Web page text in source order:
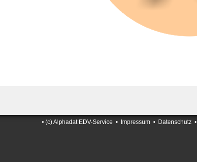
• (c) Alphadat EDV-Service • Impressum• Datenschutz•